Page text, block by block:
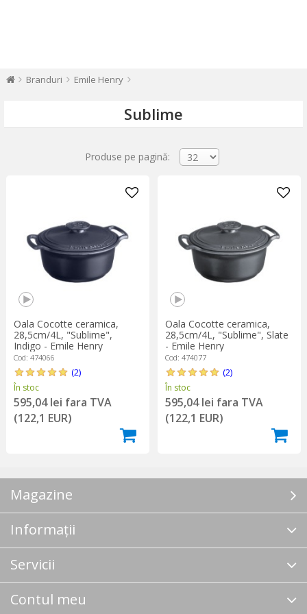
Branduri Emile Henry
Sublime
Produse pe pagină:
Oala Cocotte ceramica,
28,5cm/4L, "Sublime",
Indigo - Emile Henry
Cod: 474066
(2)
În stoc
595,04 lei fara TVA
(122,1 EUR)
Oala Cocotte ceramica,
28,5cm/4L, "Sublime", Slate
- Emile Henry
Cod: 474077
(2)
În stoc
595,04 lei fara TVA
(122,1 EUR)
Magazine
Informații
Servicii
Contul meu